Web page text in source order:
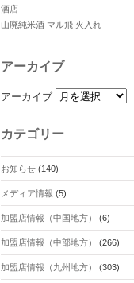
酒店
山廃純米酒 マル飛 火入れ
アーカイブ
アーカイブ
カテゴリー
お知らせ(140)
メディア情報 (5)
加盟店情報（中国地方） (6)
加盟店情報（中部地方） (266)
加盟店情報（九州地方） (303)